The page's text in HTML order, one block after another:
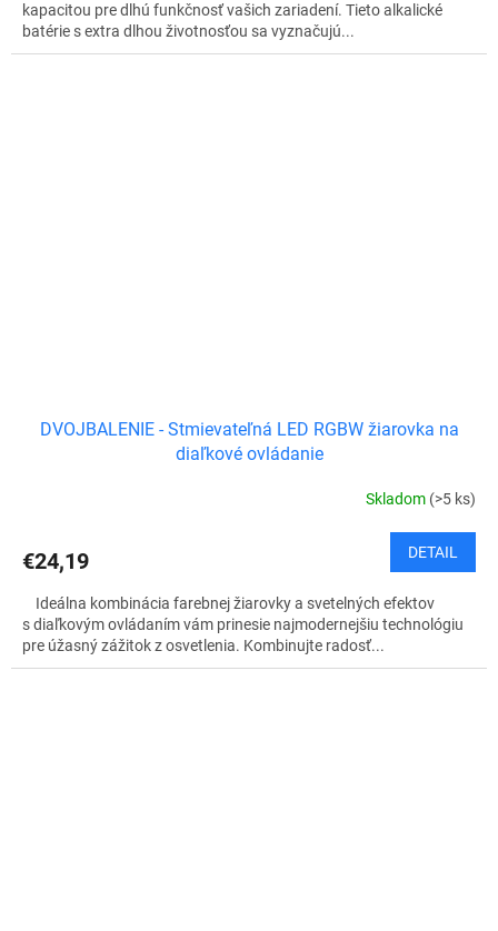
kapacitou pre dlhú funkčnosť vašich zariadení. Tieto alkalické
batérie s extra dlhou životnosťou sa vyznačujú...
DVOJBALENIE - Stmievateľná LED RGBW žiarovka na
diaľkové ovládanie
Skladom (>5 ks)
€24,19 DETAIL
Ideálna kombinácia farebnej žiarovky a svetelných efektov
s diaľkovým ovládaním vám prinesie najmodernejšiu technológiu
pre úžasný zážitok z osvetlenia. Kombinujte radosť...